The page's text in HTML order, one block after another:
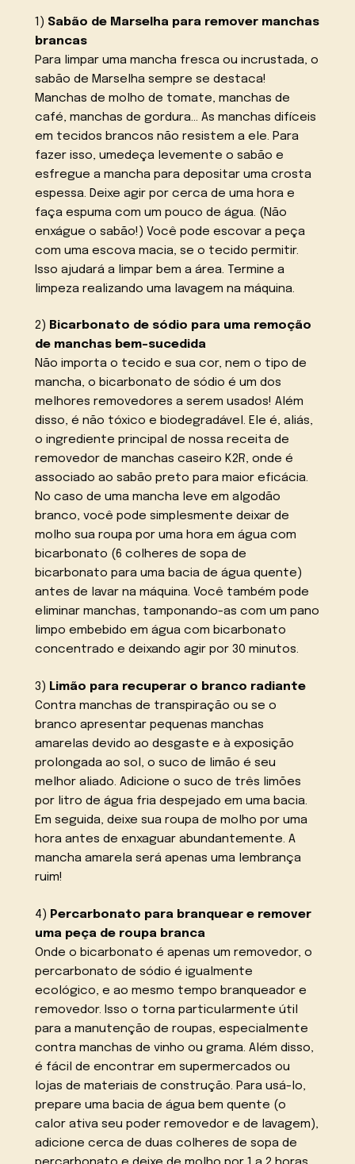
1) Sabão de Marselha para remover manchas
brancas
Para limpar uma mancha fresca ou incrustada, o
sabão de Marselha sempre se destaca!
Manchas de molho de tomate, manchas de
café, manchas de gordura… As manchas difíceis
em tecidos brancos não resistem a ele. Para
fazer isso, umedeça levemente o sabão e
esfregue a mancha para depositar uma crosta
espessa. Deixe agir por cerca de uma hora e
faça espuma com um pouco de água. (Não
enxágue o sabão!) Você pode escovar a peça
com uma escova macia, se o tecido permitir.
Isso ajudará a limpar bem a área. Termine a
limpeza realizando uma lavagem na máquina.
2) Bicarbonato de sódio para uma remoção
de manchas bem-sucedida
Não importa o tecido e sua cor, nem o tipo de
mancha, o bicarbonato de sódio é um dos
melhores removedores a serem usados! Além
disso, é não tóxico e biodegradável. Ele é, aliás,
o ingrediente principal de nossa receita de
removedor de manchas caseiro K2R, onde é
associado ao sabão preto para maior eficácia.
No caso de uma mancha leve em algodão
branco, você pode simplesmente deixar de
molho sua roupa por uma hora em água com
bicarbonato (6 colheres de sopa de
bicarbonato para uma bacia de água quente)
antes de lavar na máquina. Você também pode
eliminar manchas, tamponando-as com um pano
limpo embebido em água com bicarbonato
concentrado e deixando agir por 30 minutos.
3) Limão para recuperar o branco radiante
Contra manchas de transpiração ou se o
branco apresentar pequenas manchas
amarelas devido ao desgaste e à exposição
prolongada ao sol, o suco de limão é seu
melhor aliado. Adicione o suco de três limões
por litro de água fria despejado em uma bacia.
Em seguida, deixe sua roupa de molho por uma
hora antes de enxaguar abundantemente. A
mancha amarela será apenas uma lembrança
ruim!
4) Percarbonato para branquear e remover
uma peça de roupa branca
Onde o bicarbonato é apenas um removedor, o
percarbonato de sódio é igualmente
ecológico, e ao mesmo tempo branqueador e
removedor. Isso o torna particularmente útil
para a manutenção de roupas, especialmente
contra manchas de vinho ou grama. Além disso,
é fácil de encontrar em supermercados ou
lojas de materiais de construção. Para usá-lo,
prepare uma bacia de água bem quente (o
calor ativa seu poder removedor e de lavagem),
adicione cerca de duas colheres de sopa de